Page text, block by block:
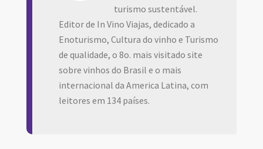
turismo sustentável.
Editor de In Vino Viajas, dedicado a
Enoturismo, Cultura do vinho e Turismo
de qualidade, o 8o. mais visitado site
sobre vinhos do Brasil e o mais
internacional da America Latina, com
leitores em 134 países.